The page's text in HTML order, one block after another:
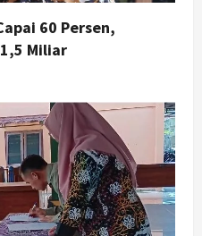
60 Persen,
Miliar